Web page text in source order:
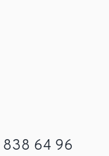
64 96